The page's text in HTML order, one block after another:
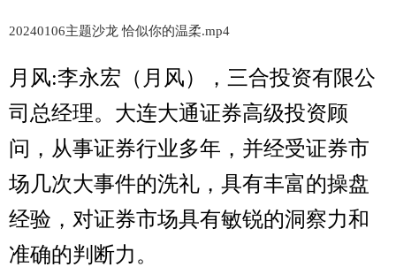
20240106主题沙龙 恰似你的温柔.mp4
月风:李永宏（月风），三合投资有限公
司总经理。大连大通证券高级投资顾
问，从事证券行业多年，并经受证券市
场几次大事件的洗礼，具有丰富的操盘
经验，对证券市场具有敏锐的洞察力和
准确的判断力。